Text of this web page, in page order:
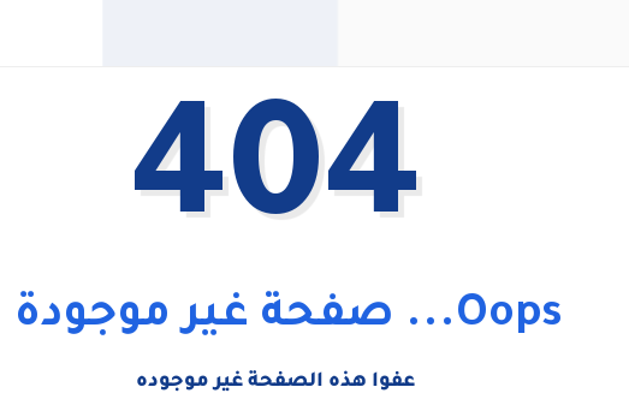
404
Oops... صفحة غير موجودة !
عفوا هذه الصفحة غير موجوده